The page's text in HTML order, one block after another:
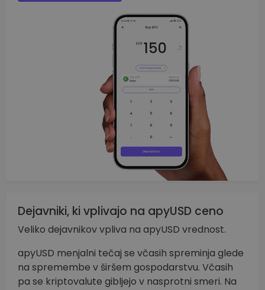
Dejavniki, ki vplivajo na apyUSD ceno
Veliko dejavnikov vpliva na apyUSD vrednost.
apyUSD menjalni tečaj se včasih spreminja glede
na spremembe v širšem gospodarstvu. Včasih
pa se kriptovalute gibljejo v nasprotni smeri. Na